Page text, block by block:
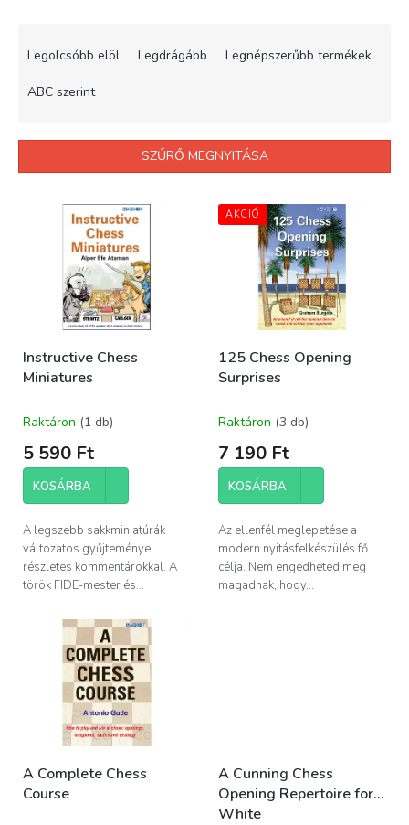
m
k
e
Legolcsóbb elöl Legdrágább Legnépszerűbb termékek
ABC szerint
SZŰRŐ MEGNYITÁSA
t
á
Instructive Chess
Miniatures
Raktáron (1 db)
5 590 Ft
KOSÁRBA
A legszebb sakkminiatúrák
változatos gyűjteménye
részletes kommentárokkal. A
török FIDE-mester és...
AKCIÓ
125 Chess Opening
Surprises
Raktáron (3 db)
7 190 Ft
KOSÁRBA
Az ellenfél meglepetése a
modern nyitásfelkészülés fő
célja. Nem engedheted meg
magadnak, hogy...
A Complete Chess
Course
A Cunning Chess
Opening Repertoire for
White